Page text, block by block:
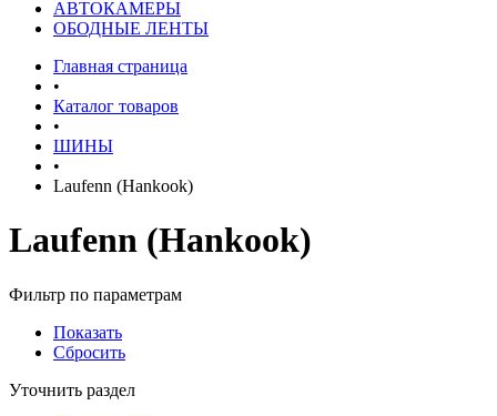
АВТОКАМЕРЫ
ОБОДНЫЕ ЛЕНТЫ
Главная страница
•
Каталог товаров
•
ШИНЫ
•
Laufenn (Hankook)
Laufenn (Hankook)
Фильтр по параметрам
Показать
Сбросить
Уточнить раздел